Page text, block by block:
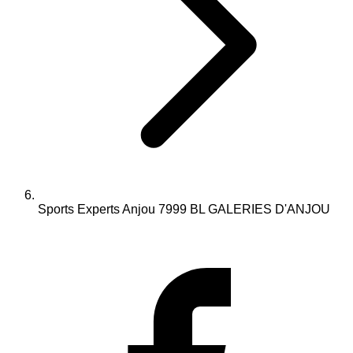
Sports Experts Anjou 7999 BL GALERIES D'ANJOU